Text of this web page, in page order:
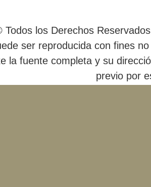
Todos los Derechos
ser reproducida con fines
la fuente completa y su
previo por